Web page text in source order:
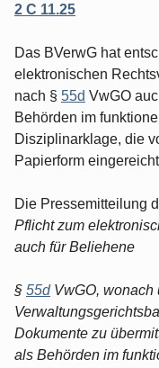
2 C 11.25
Das BVerwG hat
elektronischen
nach § 55d VwGO
Behörden im
Disziplinarklage, die
Papierform
Die Pressemitteilung
Pflicht zum
auch für Beliehene
§ 55dVwGO, wonach
Dokumente zu
als Behörden im